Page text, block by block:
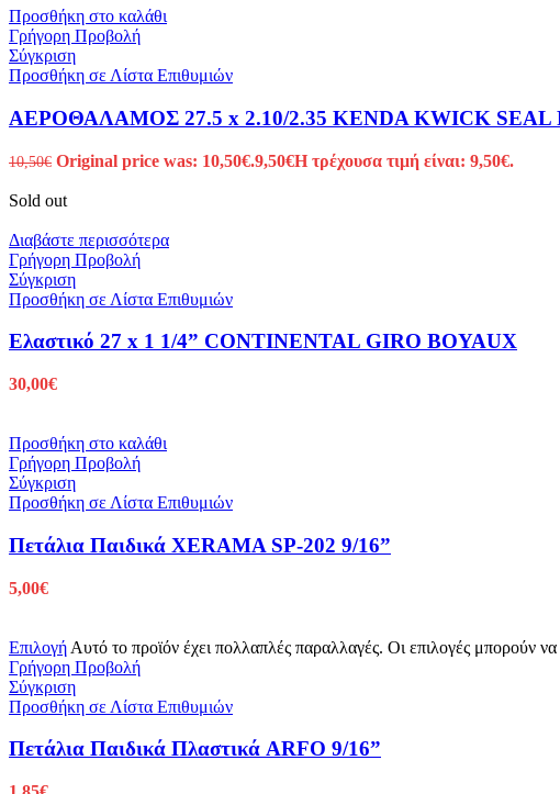
Προσθήκη στο καλάθι
Γρήγορη Προβολή
Σύγκριση
Προσθήκη σε Λίστα Επιθυμιών
ΑΕΡΟΘΑΛΑΜΟΣ 27.5 x 2.10/2.35 KENDA KWICK SEAL
10,50€ Original price was: 10,50€.9,50€Η τρέχουσα τιμή είναι: 9,50€.
Sold out
Διαβάστε περισσότερα
Γρήγορη Προβολή
Σύγκριση
Προσθήκη σε Λίστα Επιθυμιών
Ελαστικό 27 x 1 1/4” CONTINENTAL GIRO BOYAUX
30,00€
Προσθήκη στο καλάθι
Γρήγορη Προβολή
Σύγκριση
Προσθήκη σε Λίστα Επιθυμιών
Πετάλια Παιδικά XERAMA SP-202 9/16”
5,00€
Επιλογή Αυτό το προϊόν έχει πολλαπλές παραλλαγές. Οι επιλογές μπορούν
Γρήγορη Προβολή
Σύγκριση
Προσθήκη σε Λίστα Επιθυμιών
Πετάλια Παιδικά Πλαστικά ARFO 9/16”